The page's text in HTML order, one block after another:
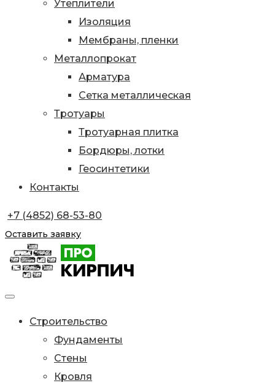
Утеплители
Изоляция
Мембраны, пленки
Металлопрокат
Арматура
Сетка металлическая
Тротуары
Тротуарная плитка
Бордюры, лотки
Геосинтетики
Контакты
+7 (4852) 68-53-80
Оставить заявку
Строительство
Фундаменты
Стены
Кровля